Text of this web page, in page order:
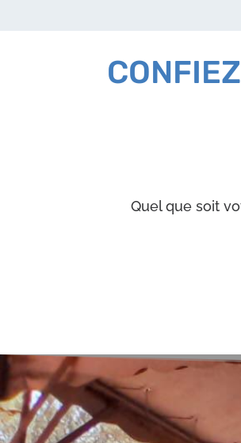
Quel que soit